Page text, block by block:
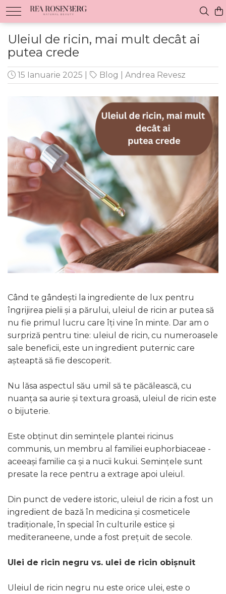
Uleiul de ricin, mai mult decât ai
putea crede
15 Ianuarie 2025 Blog Andrea Revesz
Când te gândești la ingrediente de lux pentru
îngrijirea pielii și a părului, uleiul de ricin ar putea să
nu fie primul lucru care îți vine în minte. Dar am o
surpriză pentru tine: uleiul de ricin, cu numeroasele
sale beneficii, este un ingredient puternic care
așteaptă să fie descoperit.
Nu lăsa aspectul său umil să te păcălească, cu
nuanța sa aurie și textura groasă, uleiul de ricin este
o bijuterie.
Este obținut din semințele plantei ricinus
communis, un membru al familiei euphorbiaceae -
aceeași familie ca și a nucii kukui. Semințele sunt
presate la rece pentru a extrage apoi uleiul.
Din punct de vedere istoric, uleiul de ricin a fost un
ingredient de bază în medicina și cosmeticele
tradiționale, în special în culturile estice și
mediteraneene, unde a fost prețuit de secole.
Ulei de ricin negru vs. ulei de ricin obișnuit
Uleiul de ricin negru nu este orice ulei, este o